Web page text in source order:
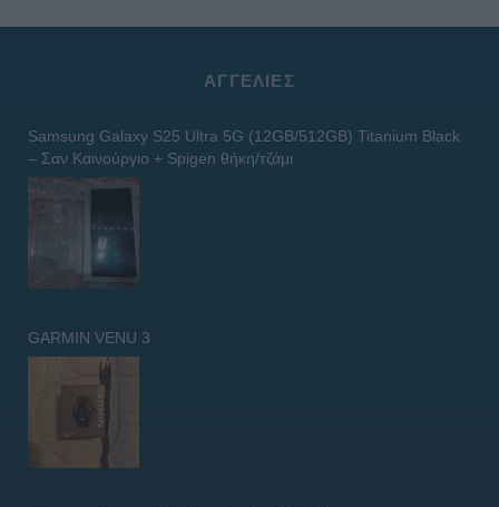
ΑΓΓΕΛΊΕΣ
Samsung Galaxy S25 Ultra 5G (12GB/512GB) Titanium Black
– Σαν Καινούργιο + Spigen θήκη/τζάμι
GARMIN VENU 3